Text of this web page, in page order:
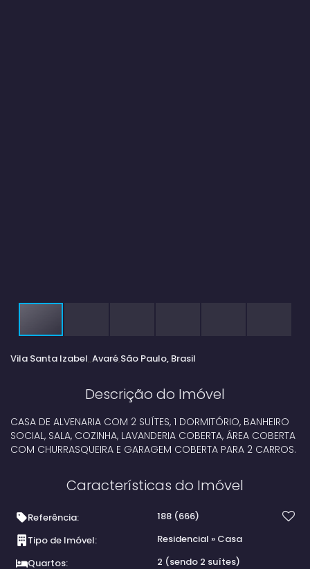
Vila Santa Izabel Avaré São Paulo, Brasil
Descrição do Imóvel
CASA DE ALVENARIA COM 2 SUÍTES, 1 DORMITÓRIO, BANHEIRO
SOCIAL, SALA, COZINHA, LAVANDERIA COBERTA, ÁREA COBERTA
COM CHURRASQUEIRA E GARAGEM COBERTA PARA 2 CARROS.
Características do Imóvel
Referência: 188 (666)
Tipo de Imóvel:
Residencial » Casa
Quartos:
2 (sendo 2 suítes)